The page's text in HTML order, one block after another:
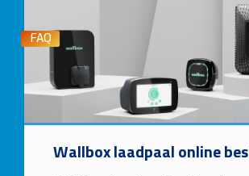
FAQ
Wallbox laadpaal online